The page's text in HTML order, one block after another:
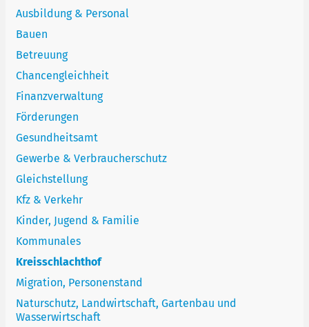
Ausbildung & Personal
Bauen
Betreuung
Chancengleichheit
Finanzverwaltung
Förderungen
Gesundheitsamt
Gewerbe & Verbraucherschutz
Gleichstellung
Kfz & Verkehr
Kinder, Jugend & Familie
Kommunales
Kreisschlachthof
Migration, Personenstand
Naturschutz, Landwirtschaft, Gartenbau und
Wasserwirtschaft